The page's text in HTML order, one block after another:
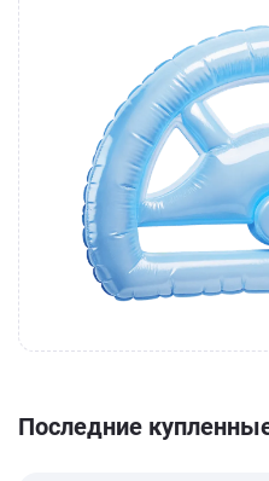
Последние